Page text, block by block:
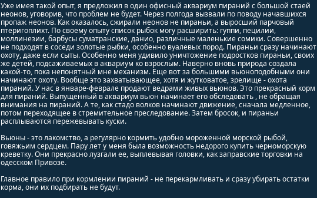
Уже имея такой опыт, я предложил в один офисный аквариум пираний с большой стаей
неонов, уговорив, что проблем не будет. Через полгода вызвали по поводу начавшихся
пропаж неонов. Как оказалось, сжирали неонов не пираньи, а выросший парчовый
птеригоплихт. По своему опыту список рыбок могу расширить: гуппи, пецилии,
моллинезии, барбусы суматранские, данио, различные маленькие сомики. Совершенно
не подходят в соседи золотые рыбки, особенно вуалевых пород. Пираньи сразу начинают
охоту, даже если сыты. Особенно меня удивило уничтожение подростков пираньи, своих
же детей, подсаживаемых в аквариум ко взрослым. Наверно вновь природа создала
какой-то, пока непонятный мне механизм. Еще вот за большими вьюноподобными они
начинают охоту. Вообще это захватывающее, хотя и жутковатое, зрелище - охота
пираний. У нас в январе-феврале продают ведрами живых вьюнов. Это прекрасный корм
для пираний. Выпущенный в аквариум вьюн начинает его обследовать , не обращая
внимания на пираний. А те, как стадо волков начинают движение, сначала медленное,
потом переходящее в стремительное преследование. Затем бросок, и пираньи
расплываются пережевывать куски.
Вьюны - это лакомство, а регулярно кормить удобно мороженной морской рыбой,
говяжьим сердцем. Пару лет у меня была возможность недорого купить черноморскую
креветку. Они прекрасно лузгали ее, выплевывая головки, как заправские торговки на
одесском Привозе.
Главное правило при кормлении пираний - не перекармливать и сразу убирать остатки
корма, они их подбирать не будут.